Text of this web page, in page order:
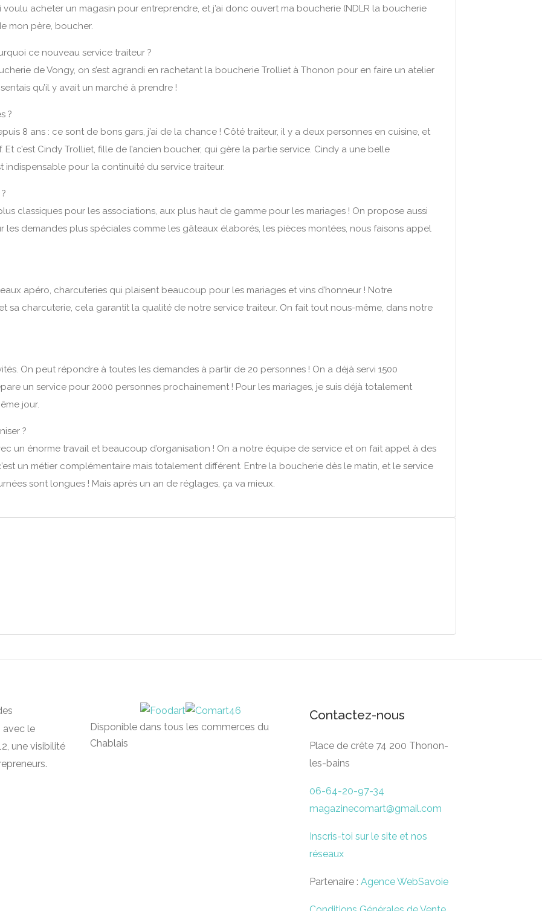
voulu acheter un magasin pour entreprendre, et j’ai donc ouvert ma boucherie (NDLR la boucherie
mon père, boucher.
ce nouveau service traiteur ?
de Vongy, on s’est agrandi en rachetant la boucherie Trolliet à Thonon pour en faire un atelier
qu’il y avait un marché à prendre !
?
8 ans : ce sont de bons gars, j’ai de la chance ! Côté traiteur, il y a deux personnes en cuisine, et
Et c’est Cindy Trolliet, fille de l’ancien boucher, qui gère la partie service. Cindy a une belle
indispensable pour la continuité du service traiteur.
classiques pour les associations, aux plus haut de gamme pour les mariages ! On propose aussi
les demandes plus spéciales comme les gâteaux élaborés, les pièces montées, nous faisons appel
apéro, charcuteries qui plaisent beaucoup pour les mariages et vins d’honneur ! Notre
sa charcuterie, cela garantit la qualité de notre service traiteur. On fait tout nous-même, dans notre
On peut répondre à toutes les demandes à partir de 20 personnes ! On a déjà servi 1500
un service pour 2000 personnes prochainement ! Pour les mariages, je suis déjà totalement
jour.
?
un énorme travail et beaucoup d’organisation ! On a notre équipe de service et on fait appel à des
un métier complémentaire mais totalement différent. Entre la boucherie dès le matin, et le service
sont longues ! Mais après un an de réglages, ça va mieux.
avec le
une visibilité
Disponible dans tous les commerces du
Chablais
Contactez-nous
Place de crête 74 200 Thonon-
les-bains
06-64-20-97-34
magazinecomart@gmail.com
Inscris-toi sur le site et nos
réseaux
Partenaire :Agence WebSavoie